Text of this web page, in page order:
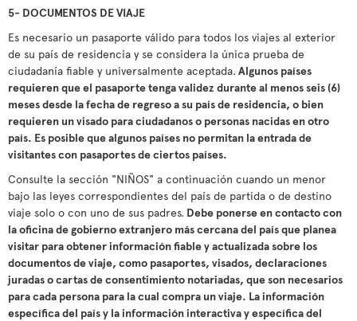
5- DOCUMENTOS DE VIAJE
Es necesario un pasaporte válido para todos los viajes al exterior
de su país de residencia y se considera la única prueba de
ciudadanía fiable y universalmente aceptada. Algunos países
requieren que el pasaporte tenga validez durante al menos seis (6)
meses desde la fecha de regreso a su país de residencia, o bien
requieren un visado para ciudadanos o personas nacidas en otro
país. Es posible que algunos países no permitan la entrada de
visitantes con pasaportes de ciertos países.
Consulte la sección "NIÑOS" a continuación cuando un menor
bajo las leyes correspondientes del país de partida o de destino
viaje solo o con uno de sus padres. Debe ponerse en contacto con
la oficina de gobierno extranjero más cercana del país que planea
visitar para obtener información fiable y actualizada sobre los
documentos de viaje, como pasaportes, visados, declaraciones
juradas o cartas de consentimiento notariadas, que son necesarios
para cada persona para la cual compra un viaje. La información
específica del país y la información interactiva y específica del